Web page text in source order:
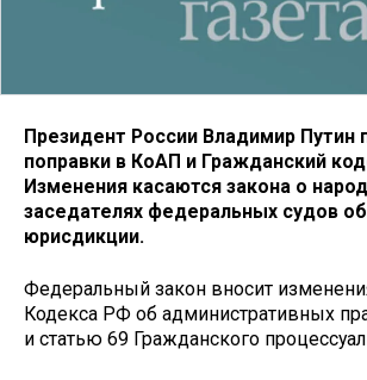
Президент России Владимир Путин
поправки в КоАП и Гражданский
Изменения касаются закона о
заседателях федеральных судов
юрисдикции.
Федеральный закон вносит
Кодекса РФ об административных
и статью 69 Гражданского